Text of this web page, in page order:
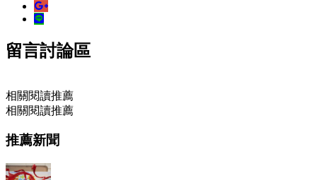
留言討論區
相關閱讀推薦
相關閱讀推薦
推薦新聞